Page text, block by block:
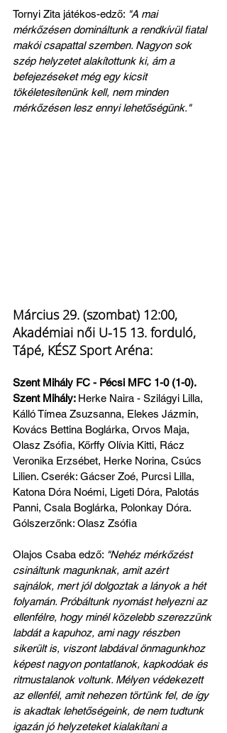
Tornyi Zita játékos-edző: "A mai
mérkőzésen domináltunk a rendkívül fiatal
makói csapattal szemben. Nagyon sok
szép helyzetet alakítottunk ki, ám a
befejezéseket még egy kicsit
tökéletesítenünk kell, nem minden
mérkőzésen lesz ennyi lehetőségünk."
Március 29. (szombat) 12:00,
Akadémiai női U-15 13. forduló,
Tápé, KÉSZ Sport Aréna:
Szent Mihály FC - Pécsi MFC 1-0 (1-0).
Szent Mihály: Herke Naira - Szilágyi Lilla,
Kálló Tímea Zsuzsanna, Elekes Jázmin,
Kovács Bettina Boglárka, Orvos Maja,
Olasz Zsófia, Kőrffy Olívia Kitti, Rácz
Veronika Erzsébet, Herke Norina, Csúcs
Lilien. Cserék: Gácser Zoé, Purcsi Lilla,
Katona Dóra Noémi, Ligeti Dóra, Palotás
Panni, Csala Boglárka, Polonkay Dóra.
Gólszerzőnk: Olasz Zsófia
Olajos Csaba edző: "Nehéz mérkőzést
csináltunk magunknak, amit azért
sajnálok, mert jól dolgoztak a lányok a hét
folyamán. Próbáltunk nyomást helyezni az
ellenfélre, hogy minél közelebb szerezzünk
labdát a kapuhoz, ami nagy részben
sikerült is, viszont labdával önmagunkhoz
képest nagyon pontatlanok, kapkodóak és
ritmustalanok voltunk. Mélyen védekezett
az ellenfél, amit nehezen törtünk fel, de így
is akadtak lehetőségeink, de nem tudtunk
igazán jó helyzeteket kialakítani a